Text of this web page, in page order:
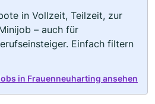
in Vollzeit, Teilzeit, zur
– auch für
Einfach filtern
in Frauenneuharting ansehen